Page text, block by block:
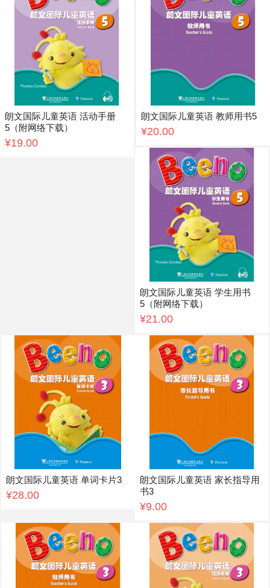
朗文国际儿童英语 活动手册
5（附网络下载）
¥19.00
朗文国际儿童英语 教师用书5
¥20.00
朗文国际儿童英语 学生用书
5（附网络下载）
¥21.00
朗文国际儿童英语 单词卡片3
¥28.00
朗文国际儿童英语 家长指导用
书3
¥9.00